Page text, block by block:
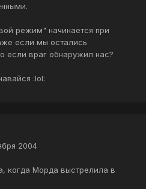
режим" начинается при
если мы остались
если враг обнаружил нас?
:lol:
2004
когда Морда выстрелила в